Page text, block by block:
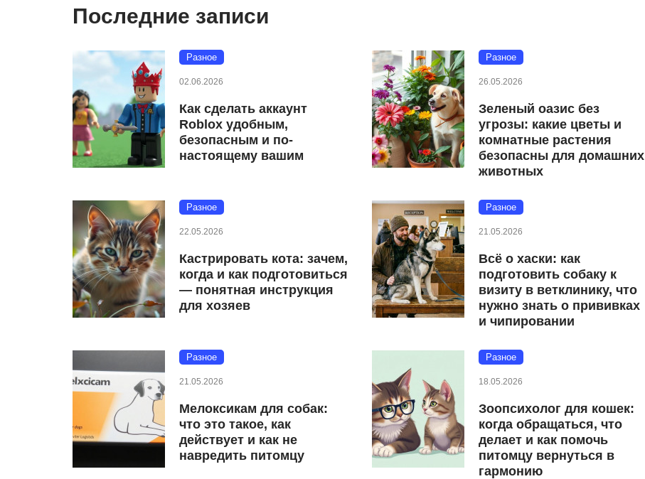
Последние записи
Разное
02.06.2026
Как сделать аккаунт
Roblox удобным,
безопасным и по-
настоящему вашим
Разное
26.05.2026
Зеленый оазис без
угрозы: какие цветы и
комнатные растения
безопасны для домашних
животных
Разное
22.05.2026
Кастрировать кота: зачем,
когда и как подготовиться
— понятная инструкция
для хозяев
Разное
21.05.2026
Всё о хаски: как
подготовить собаку к
визиту в ветклинику, что
нужно знать о прививках
и чипировании
Разное
21.05.2026
Мелоксикам для собак:
что это такое, как
действует и как не
навредить питомцу
Разное
18.05.2026
Зоопсихолог для кошек:
когда обращаться, что
делает и как помочь
питомцу вернуться в
гармонию